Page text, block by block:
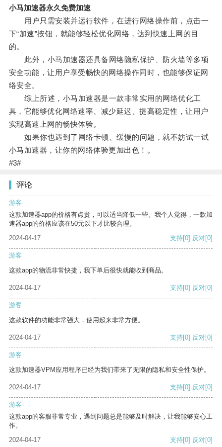
小马加速器永久免费加速
用户只需安装并运行软件，在进行网络操作前，点击一
下“加速”按钮，就能够轻松优化网络，达到快速上网的目
的。
此外，小马加速器还具备网络隐私保护、防火墙等多项
安全功能，让用户享受畅快的网络操作同时，也能够保证网
络安全。
综上所述，小马加速器是一款非常实用的网络优化工
具，它能够优化网络速率、减少延迟、提高稳定性，让用户
实现高速上网的畅快体验。
如果你也遇到了网络卡顿、缓慢的问题，就不妨试一试
小马加速器，让你的网络体验更加出色！。
#3#
评论
游客
这款加速器app的价格有点贵，可以适当降低一些。我个人觉得，一款加
速器app的价格应该在50元以下才比较合理。
2024-04-17
支持[0] 反对[0]
游客
这款app的物流非常快捷，我下单后很快就能收到商品。
2024-04-17 支持[0] 反对[0]
游客
这款软件的功能非常强大，使用起来非常方便。
2024-04-17 支持[0] 反对[0]
游客
这款加速器VPM应用程序已经为我们带来了无限的隐私和安全性保护。
2024-04-17 支持[0] 反对[0]
游客
这款app的客服非常专业，遇到问题总是能够及时解决，让我能够安心工
作。
2024-04-17
支持[0] 反对[0]